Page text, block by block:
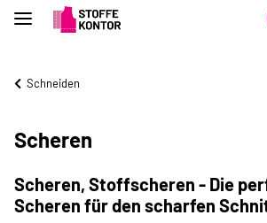
Schneiden
Scheren
Scheren, Stoffscheren - Die
Scheren für den scharfen